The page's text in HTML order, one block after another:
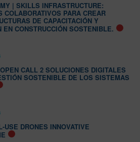
| SKILLS INFRASTRUCTURE:
COLABORATIVOS PARA CREAR
DE CAPACITACIÓN Y
EN CONSTRUCCIÓN SOSTENIBLE.
CALL 2 SOLUCIONES DIGITALES
SOSTENIBLE DE LOS SISTEMAS
USE DRONES INNOVATIVE